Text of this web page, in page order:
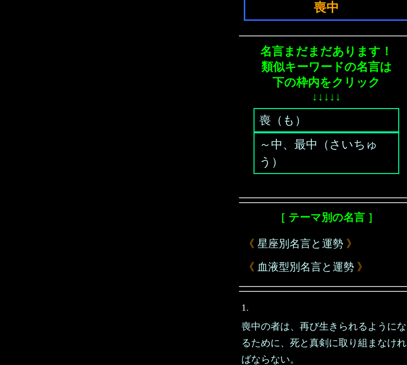
喪中
名言まだまだあります！
類似キーワードの名言は
下の枠内をクリック
↓↓↓↓↓
喪（も）
～中、最中（さいちゅ
う）
［ テーマ別の名言 ］
《 星座別名言と運勢 》
《 血液型別名言と運勢 》
1.
喪中の者は、再び生きられるようにな
るために、死と真剣に取り組まなけれ
ばならない。